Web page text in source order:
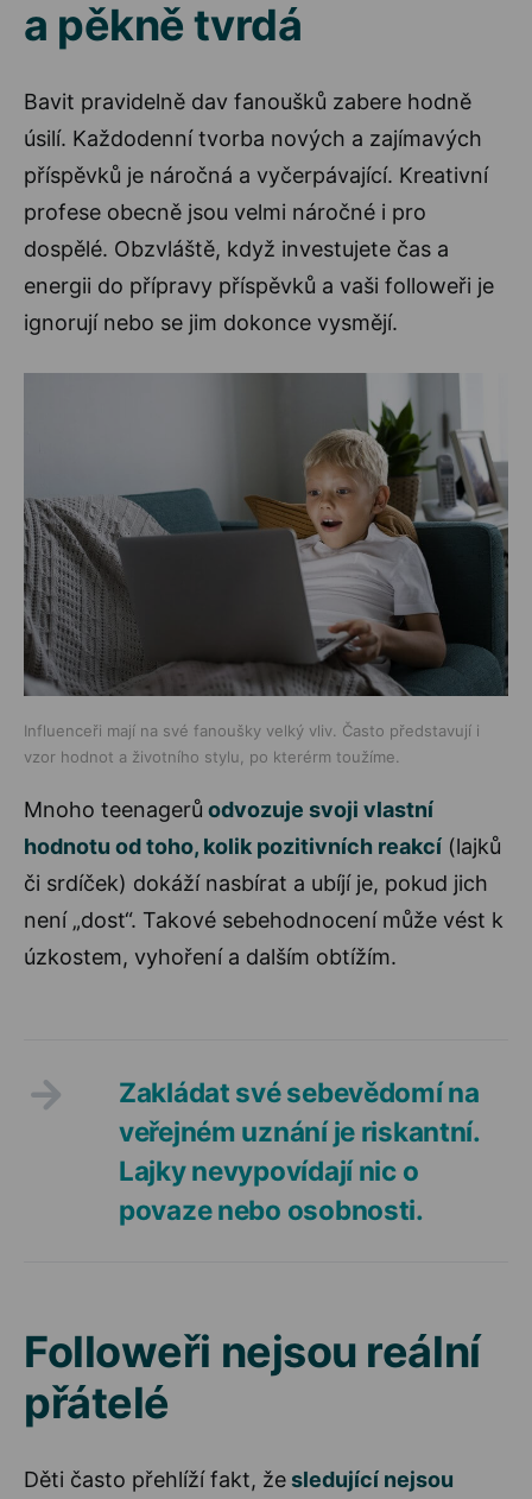
a pěkně tvrdá
Bavit pravidelně dav fanoušků zabere hodně
úsilí. Každodenní tvorba nových a zajímavých
příspěvků je náročná a vyčerpávající. Kreativní
profese obecně jsou velmi náročné i pro
dospělé. Obzvláště, když investujete čas a
energii do přípravy příspěvků a vaši followeři je
ignorují nebo se jim dokonce vysmějí.
Influenceři mají na své fanoušky velký vliv. Často představují i
vzor hodnot a životního stylu, po kterérm toužíme.
Mnoho teenagerů odvozuje svoji vlastní
hodnotu od toho, kolik pozitivních reakcí (lajků
či srdíček) dokáží nasbírat a ubíjí je, pokud jich
není „dost“. Takové sebehodnocení může vést k
úzkostem, vyhoření a dalším obtížím.
Zakládat své sebevědomí na
veřejném uznání je riskantní.
Lajky nevypovídají nic o
povaze nebo osobnosti.
Followeři nejsou reální
přátelé
Děti často přehlíží fakt, žesledující nejsou